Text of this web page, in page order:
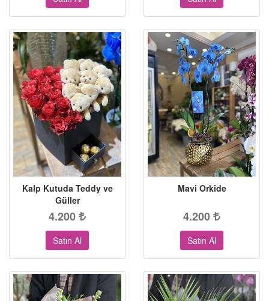
Kalp Kutuda Teddy ve
Güller
4.200
Satın Al
Mavi Orkide
4.200
Satın Al